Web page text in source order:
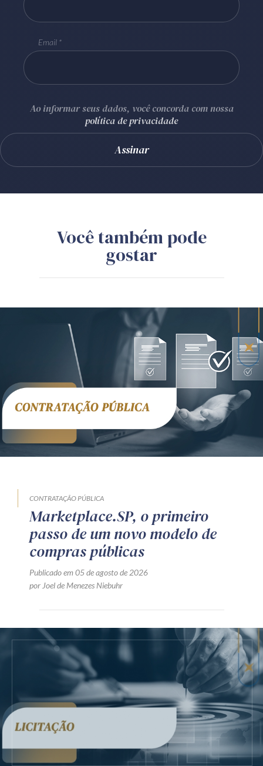
Email
Ao informar seus dados, você concorda com nossa
política de privacidade
Você também pode
gostar
CONTRATAÇÃO PÚBLICA
Marketplace.SP, o primeiro
passo de um novo modelo de
compras públicas
Publicado em 05 de agosto de 2026
por Joel de Menezes Niebuhr